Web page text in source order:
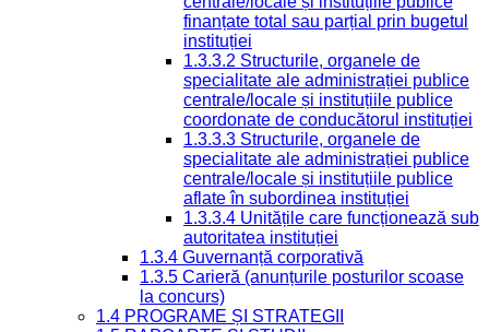
finanțate total sau parțial prin bugetul
instituției
1.3.3.2 Structurile, organele de
specialitate ale administrației publice
centrale/locale și instituțiile publice
coordonate de conducătorul instituției
1.3.3.3 Structurile, organele de
specialitate ale administrației publice
centrale/locale și instituțiile publice
aflate în subordinea instituției
1.3.3.4 Unitățile care funcționează sub
autoritatea instituției
1.3.4 Guvernanță corporativă
1.3.5 Carieră (anunțurile posturilor scoase
la concurs)
1.4 PROGRAME ȘI STRATEGII